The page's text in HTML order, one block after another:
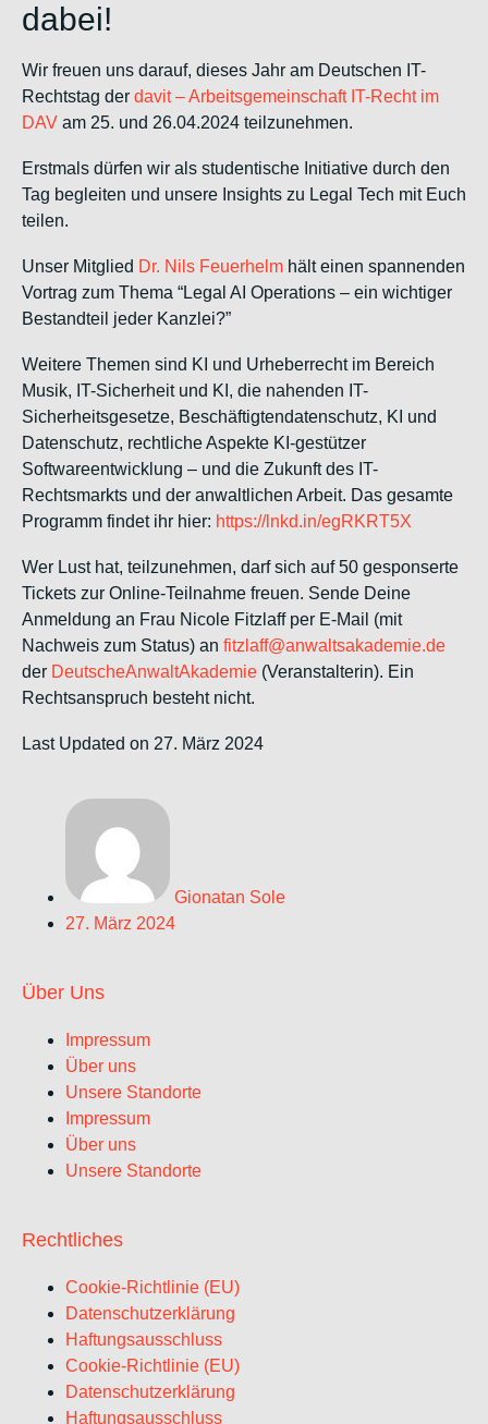
dabei!
Wir freuen uns darauf, dieses Jahr am Deutschen IT-
Rechtstag der davit – Arbeitsgemeinschaft IT-Recht im
DAV am 25. und 26.04.2024 teilzunehmen.
Erstmals dürfen wir als studentische Initiative durch den
Tag begleiten und unsere Insights zu Legal Tech mit Euch
teilen.
Unser Mitglied Dr. Nils Feuerhelm hält einen spannenden
Vortrag zum Thema “Legal AI Operations – ein wichtiger
Bestandteil jeder Kanzlei?”
Weitere Themen sind KI und Urheberrecht im Bereich
Musik, IT-Sicherheit und KI, die nahenden IT-
Sicherheitsgesetze, Beschäftigtendatenschutz, KI und
Datenschutz, rechtliche Aspekte KI-gestützer
Softwareentwicklung – und die Zukunft des IT-
Rechtsmarkts und der anwaltlichen Arbeit. Das gesamte
Programm findet ihr hier: https://lnkd.in/egRKRT5X
Wer Lust hat, teilzunehmen, darf sich auf 50 gesponserte
Tickets zur Online-Teilnahme freuen. Sende Deine
Anmeldung an Frau Nicole Fitzlaff per E-Mail (mit
Nachweis zum Status) an fitzlaff@anwaltsakademie.de
der DeutscheAnwaltAkademie (Veranstalterin). Ein
Rechtsanspruch besteht nicht.
Last Updated on 27. März 2024
Gionatan Sole
27. März 2024
Über Uns
Impressum
Über uns
Unsere Standorte
Impressum
Über uns
Unsere Standorte
Rechtliches
Cookie-Richtlinie (EU)
Datenschutzerklärung
Haftungsausschluss
Cookie-Richtlinie (EU)
Datenschutzerklärung
Haftungsausschluss